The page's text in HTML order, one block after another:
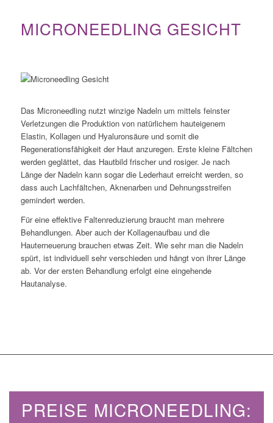
MICRONEEDLING GESICHT
Das Microneedling nutzt winzige Nadeln um mittels feinster
Verletzungen die Produktion von natürlichem hauteigenem
Elastin, Kollagen und Hyaluronsäure und somit die
Regenerationsfähigkeit der Haut anzuregen. Erste kleine Fältchen
werden geglättet, das Hautbild frischer und rosiger. Je nach
Länge der Nadeln kann sogar die Lederhaut erreicht werden, so
dass auch Lachfältchen, Aknenarben und Dehnungsstreifen
gemindert werden.
Für eine effektive Faltenreduzierung braucht man mehrere
Behandlungen. Aber auch der Kollagenaufbau und die
Hauterneuerung brauchen etwas Zeit. Wie sehr man die Nadeln
spürt, ist individuell sehr verschieden und hängt von ihrer Länge
ab. Vor der ersten Behandlung erfolgt eine eingehende
Hautanalyse.
PREISE MICRONEEDLING: